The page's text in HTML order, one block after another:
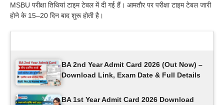
MSBU परीक्षा तिथियां टाइम टेबल में दी गई हैं। आमतौर पर परीक्षा टाइम टेबल जारी
होने के 15–20 दिन बाद शुरू होती है।
BA 2nd Year Admit Card 2026 (Out Now) –
Download Link, Exam Date & Full Details
BA 1st Year Admit Card 2026 Download